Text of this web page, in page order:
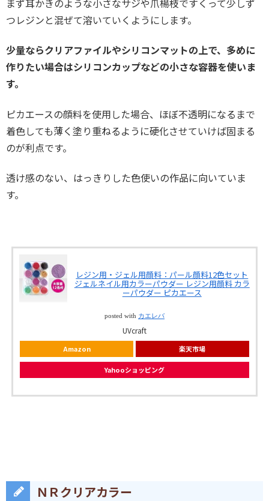
まず耳かきのような小さなサジや爪楊枝ですくって少しず
つレジンと混ぜて溶いていくようにします。
少量ならクリアファイルやシリコンマットの上で、多めに
作りたい場合はシリコンカップなどの小さな容器を使いま
す。
ピカエースの顔料を使用した場合、ほぼ不透明になるまで
着色しても薄く塗り重ねるように硬化させていけば固まる
のが利点です。
透け感のない、はっきりした色使いの作品に向いていま
す。
レジン用・ジェル用顔料：パール顔料12色セット
ジェルネイル用カラーパウダー レジン用顔料 カラ
ーパウダー ピカエース
posted with カエレバ
UVcraft
Amazon 楽天市場
Yahooショッピング
ＮＲクリアカラー